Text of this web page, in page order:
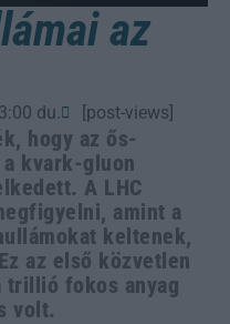
az
3:00 du. [post-views]
hogy az ős-
kvark-gluon
A LHC
amint a
keltenek,
az első közvetlen
trillió fokos anyag
volt.